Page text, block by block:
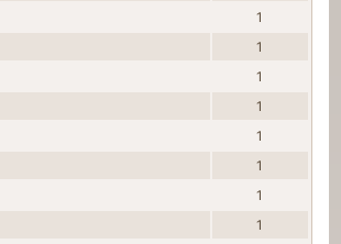
1
1
1
1
1
1
1
1